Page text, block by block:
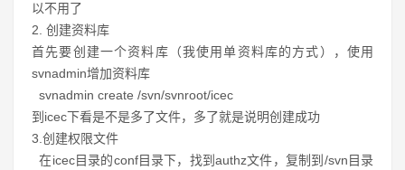
以不用了
2. 创建资料库
首先要创建一个资料库（我使用单资料库的方式），使用
svnadmin增加资料库
svnadmin create /svn/svnroot/icec
到icec下看是不是多了文件，多了就是说明创建成功
3.创建权限文件
在icec目录的conf目录下，找到authz文件，复制到/svn目录